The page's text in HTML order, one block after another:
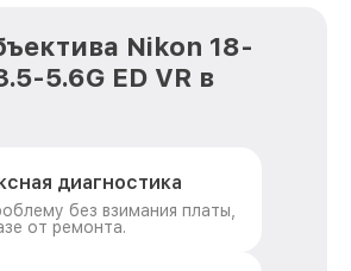
Nikon 18-
5.6G ED VR в
диагностика
без взимания платы,
от ремонта.